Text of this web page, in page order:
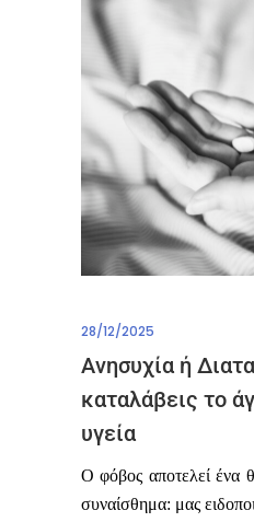
28/12/2025
Ανησυχία ή
καταλάβεις το
υγεία
Ο φόβος αποτελεί ένα
συναίσθημα: μας